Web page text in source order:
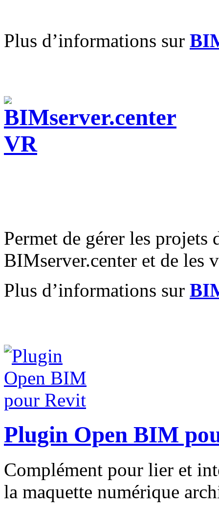
Plus d’informations sur
Permet de gérer les projets
BIMserver.center et de les
Plus d’informations sur
Plugin Open BIM
Complément pour lier et
la maquette numérique